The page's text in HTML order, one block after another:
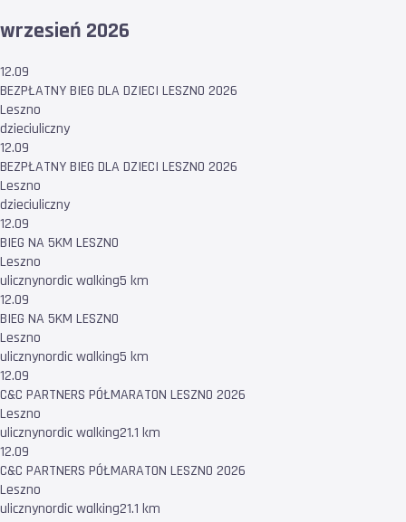
wrzesień 2026
12.09
BEZPŁATNY BIEG DLA DZIECI LESZNO 2026
Leszno
dzieciuliczny
12.09
BEZPŁATNY BIEG DLA DZIECI LESZNO 2026
Leszno
dzieciuliczny
12.09
BIEG NA 5KM LESZNO
Leszno
ulicznynordic walking5 km
12.09
BIEG NA 5KM LESZNO
Leszno
ulicznynordic walking5 km
12.09
C&C PARTNERS PÓŁMARATON LESZNO 2026
Leszno
ulicznynordic walking21.1 km
12.09
C&C PARTNERS PÓŁMARATON LESZNO 2026
Leszno
ulicznynordic walking21.1 km